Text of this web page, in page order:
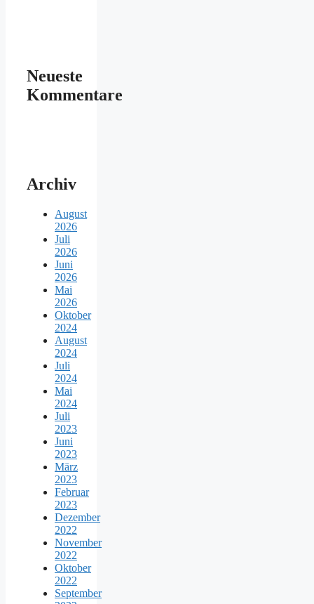
Neueste
Kommentare
Archiv
August
2026
Juli
2026
Juni
2026
Mai
2026
Oktober
2024
August
2024
Juli
2024
Mai
2024
Juli
2023
Juni
2023
März
2023
Februar
2023
Dezember
2022
November
2022
Oktober
2022
September